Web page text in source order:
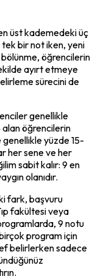
üst kademedeki üç
tek bir not iken, yeni
öğrencilerin
ayırt etmeye
sürecini de
genellikle
alan öğrencilerin
genellikle yüzde 15-
her sene ve her
sabit kalır: 9 en
olanıdır.
fark, başvuru
fakültesi veya
9 notu
program için
belirlerken sadece